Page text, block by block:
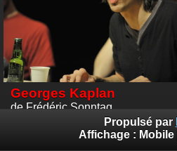
Georges Kaplan
de Frédéric Sonntag
Emile ZeizigPropulsé par
Affichage : Mobile